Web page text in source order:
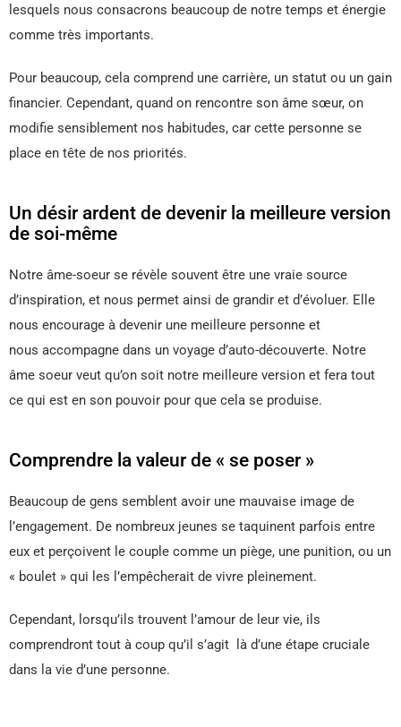
lesquels nous consacrons beaucoup de notre temps et énergie
comme très importants.
Pour beaucoup, cela comprend une carrière, un statut ou un gain
financier. Cependant, quand on rencontre son âme sœur, on
modifie sensiblement nos habitudes, car cette personne se
place en tête de nos priorités.
Un désir ardent de devenir la meilleure version
de soi-même
Notre âme-soeur se révèle souvent être une vraie source
d’inspiration, et nous permet ainsi de grandir et d’évoluer. Elle
nous encourage à devenir une meilleure personne et
nous accompagne dans un voyage d’auto-découverte. Notre
âme soeur veut qu’on soit notre meilleure version et fera tout
ce qui est en son pouvoir pour que cela se produise.
Comprendre la valeur de « se poser »
Beaucoup de gens semblent avoir une mauvaise image de
l’engagement. De nombreux jeunes se taquinent parfois entre
eux et perçoivent le couple comme un piège, une punition, ou un
« boulet » qui les l’empêcherait de vivre pleinement.
Cependant, lorsqu’ils trouvent l’amour de leur vie, ils
comprendront tout à coup qu’il s’agit là d’une étape cruciale
dans la vie d’une personne.